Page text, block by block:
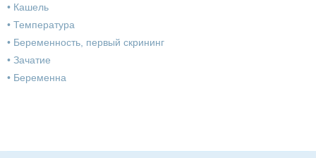
• Кашель
• Температура
• Беременность, первый скрининг
• Зачатие
• Беременна